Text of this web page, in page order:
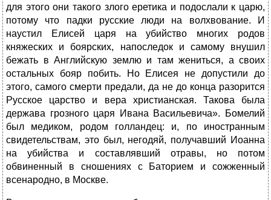
для этого они такого злого еретика и подослали к царю,
потому что падки русские люди на волхвование. И
наустил Елисей царя на убийство многих родов
княжеских и боярских, напоследок и самому внушил
бежать в Английскую землю и там жениться, а своих
остальных бояр побить. Но Елисея не допустили до
этого, самого смерти предали, да не до конца разорится
Русское царство и вера христианская. Такова была
держава грозного царя Ивана Васильевича». Бомелий
был медиком, родом голландец: и, по иностранным
свидетельствам, это был, негодяй, получавший Иоанна
на убийства и составлявший отравы, но потом
обвиненный в сношениях с Баторием и сожженный
всенародно, в Москве.